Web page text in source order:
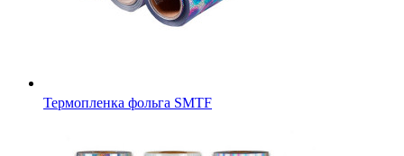
Термопленка фольга SMTF